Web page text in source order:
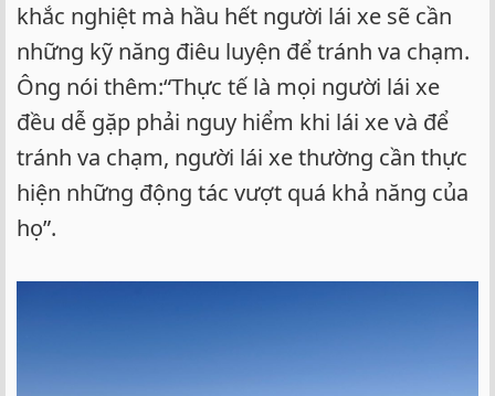
khắc nghiệt mà hầu hết người lái xe sẽ cần
những kỹ năng điêu luyện để tránh va chạm.
Ông nói thêm:“Thực tế là mọi người lái xe
đều dễ gặp phải nguy hiểm khi lái xe và để
tránh va chạm, người lái xe thường cần thực
hiện những động tác vượt quá khả năng của
họ”.